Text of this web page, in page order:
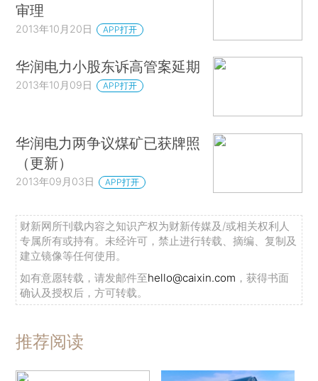
审理
2013年10月20日 APP打开
华润电力小股东诉高管案延期
2013年10月09日 APP打开
华润电力两争议煤矿已获牌照
（更新）
2013年09月03日 APP打开
财新网所刊载内容之知识产权为财新传媒及/或相关权利人
专属所有或持有。未经许可，禁止进行转载、摘编、复制及
建立镜像等任何使用。
如有意愿转载，请发邮件至hello@caixin.com ，获得书面
确认及授权后，方可转载。
推荐阅读